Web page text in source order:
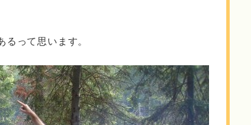
って思います。